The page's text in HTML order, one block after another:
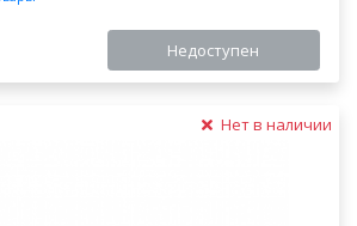
Недоступен
Нет в наличии